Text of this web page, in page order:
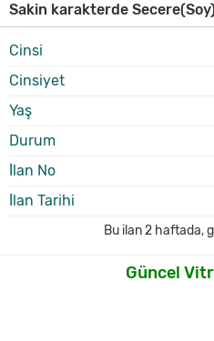
Sakin karakterde
Cinsi
Cinsiyet
Yaş
Durum
İlan No
İlan Tarihi
Bu ilan2 haftada,
Güncel